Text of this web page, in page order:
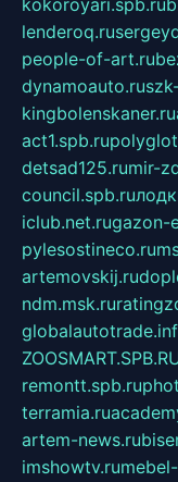
kokoroyari.spb.ru
lenderoq.ru
people-of-art.ru
dynamoauto.ru
kingbolenskaner.ru
act1.spb.ru
detsad125.rumir-
council.spb.ru
iclub.net.rugazon-
pylesostineco.ru
artemovskij.ru
ndm.msk.ru
remontt.spb.ru
terramia.ru
artem-news.ru
imshowtv.ru